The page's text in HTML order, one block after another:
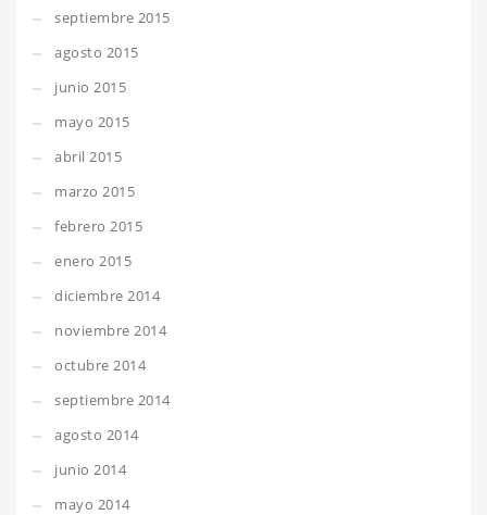
septiembre 2015
agosto 2015
junio 2015
mayo 2015
abril 2015
marzo 2015
febrero 2015
enero 2015
diciembre 2014
noviembre 2014
octubre 2014
septiembre 2014
agosto 2014
junio 2014
mayo 2014